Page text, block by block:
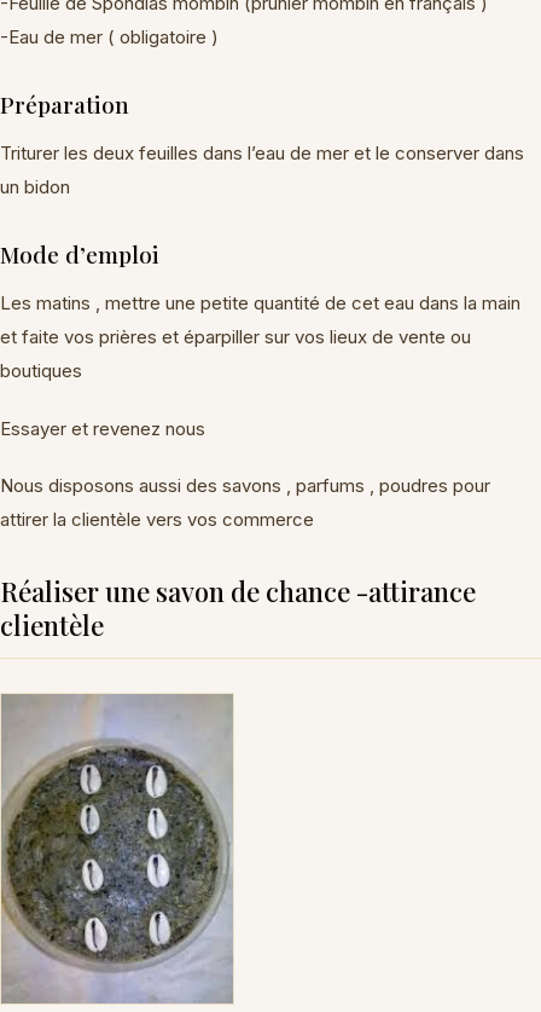
-Eau de mer ( obligatoire )
Préparation
Triturer les deux feuilles dans l’eau de mer et le conserver dans
un bidon
Mode d’emploi
Les matins , mettre une petite quantité de cet eau dans la main
et faite vos prières et éparpiller sur vos lieux de vente ou
boutiques
Essayer et revenez nous
Nous disposons aussi des savons , parfums , poudres pour
attirer la clientèle vers vos commerce
Réaliser une savon de chance -attirance
clientèle